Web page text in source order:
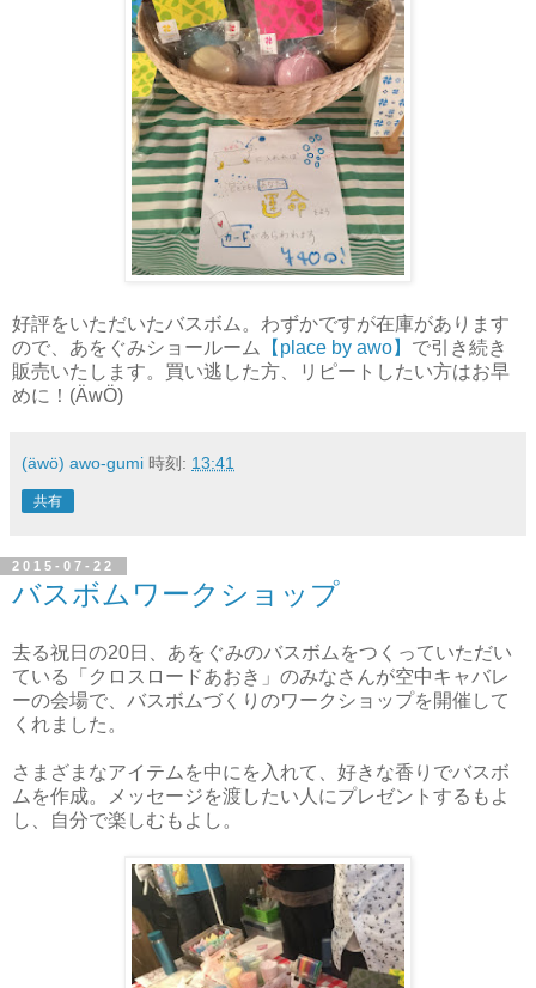
好評をいただいたバスボム。わずかですが在庫があります
ので、あをぐみショールーム
【place by awo】 で引き続き
販売いたします。買い逃した方、リピートしたい方はお早
めに！(ÄwÖ)
(äwö) awo-gumi 時刻: 13:41
共有
2015-07-22
バスボムワークショップ
去る祝日の20日、あをぐみのバスボムをつくっていただい
ている「クロスロードあおき」のみなさんが空中キャバレ
ーの会場で、バスボムづくりのワークショップを開催して
くれました。
さまざまなアイテムを中にを入れて、好きな香りでバスボ
ムを作成。メッセージを渡したい人にプレゼントするもよ
し、自分で楽しむもよし。